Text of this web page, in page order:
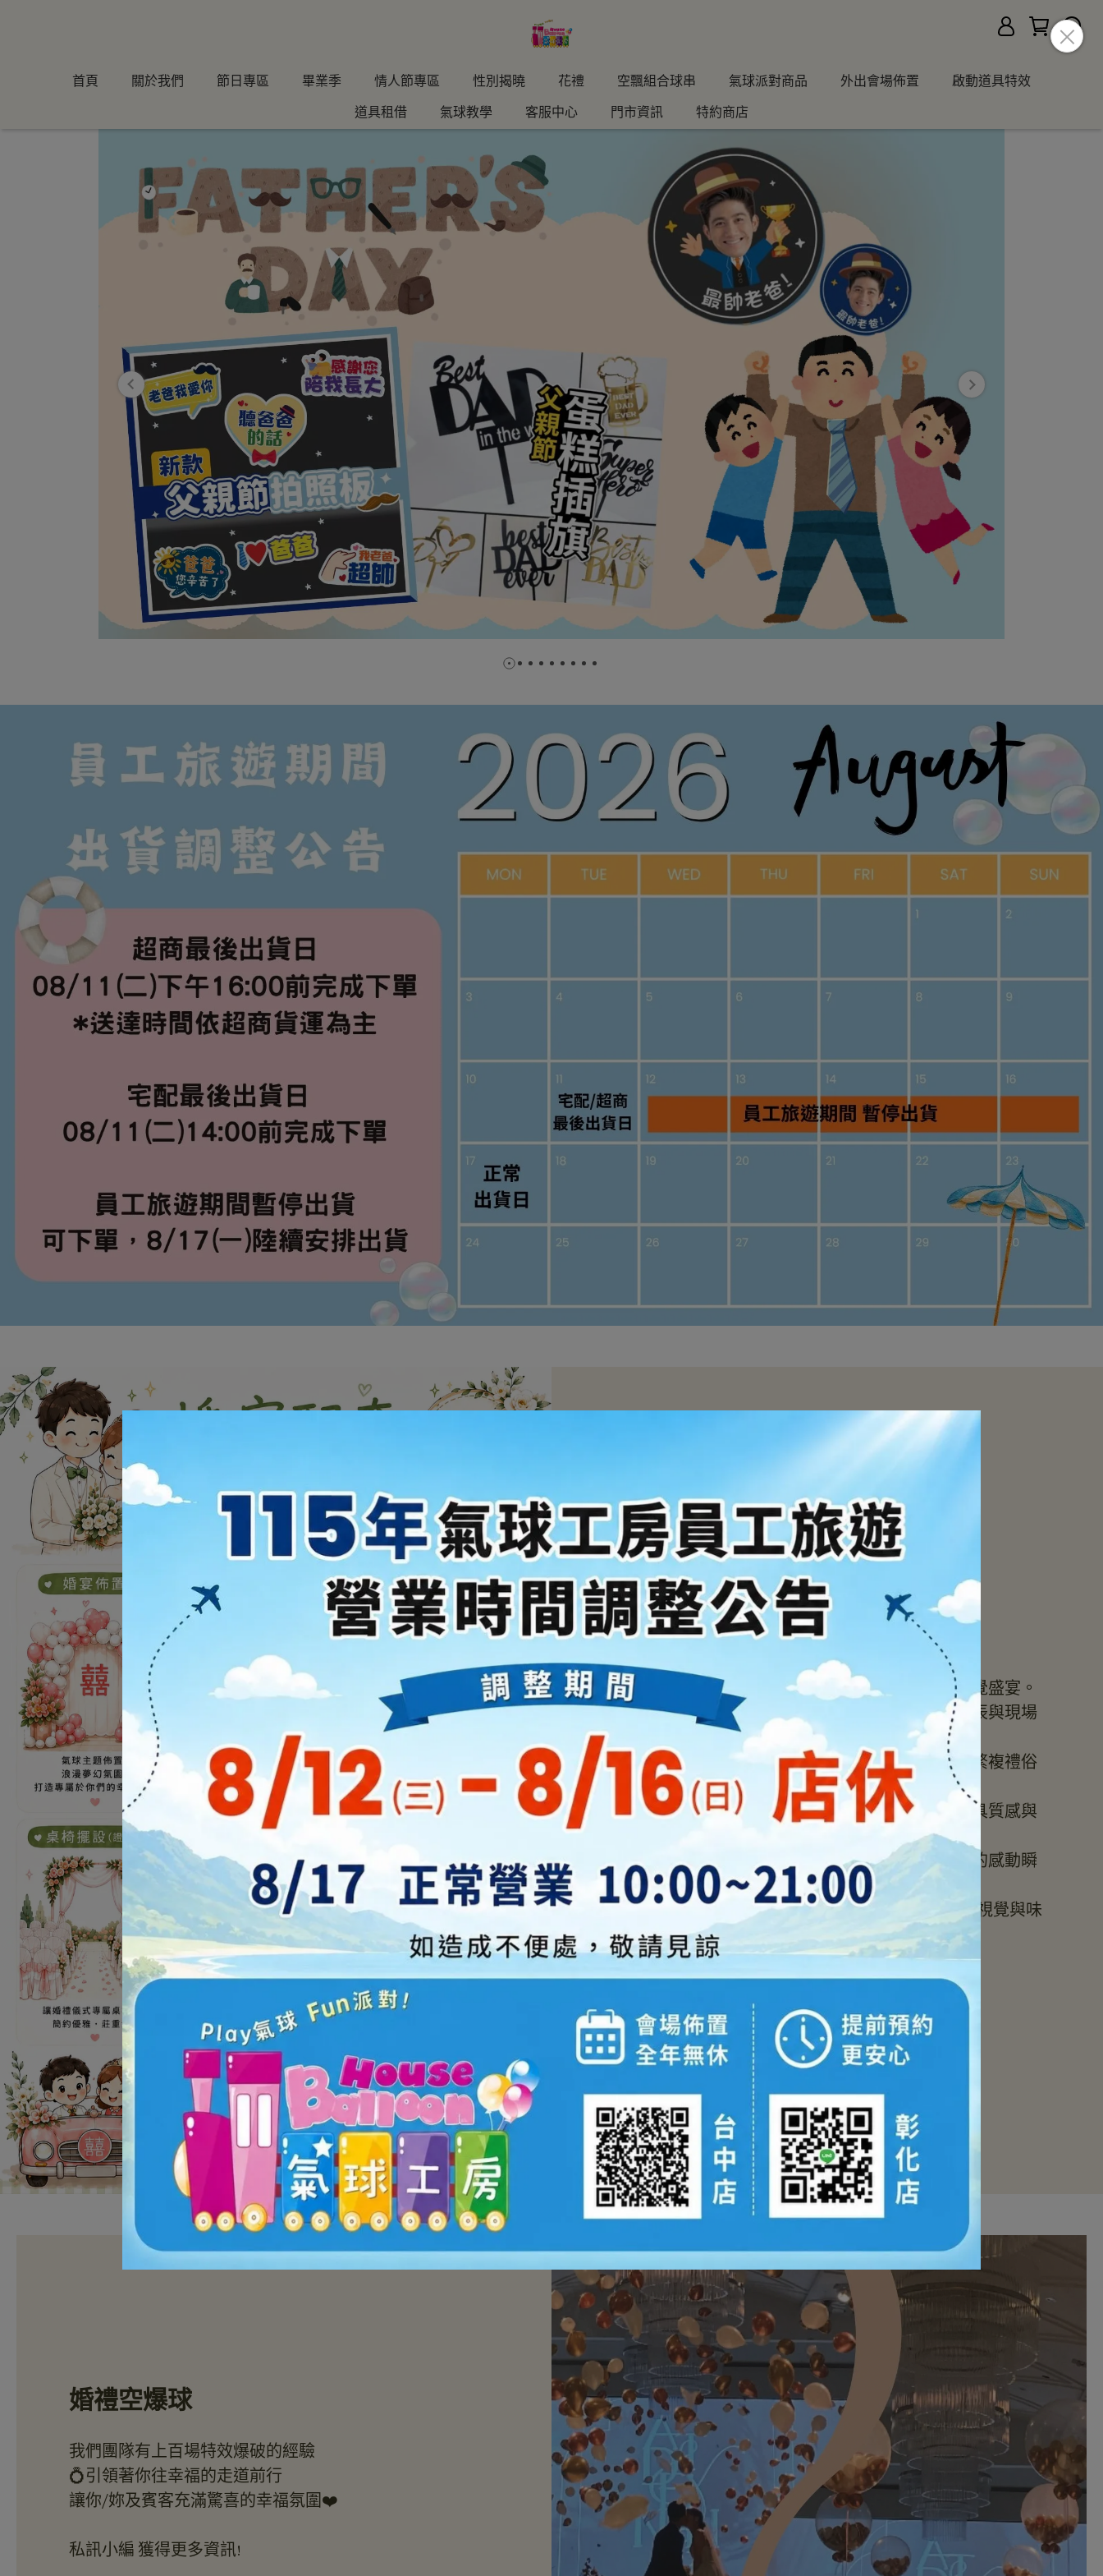
首頁 關於我們 節日專區 畢業季 情人節專區 性別揭曉 花禮 空飄組合球串 氣球派對商品 外出會場佈置 啟動道具特效
道具租借 氣球教學 客服中心 門市資訊 特約商店
婚宴配套 一站式完美婚禮
把繁複的禮俗留給我們，把完美的感動留給你們
我們的專業核心
婚宴佈置｜ 專屬全客製化設計，打造獨一無二的視覺盛宴。
專業主持｜ 精通文定與迎娶儀式引導，精準掌控時辰與現場
氛圍。
古禮諮詢｜ 協助六禮與十二禮擺放、回禮準備，讓繁複禮俗
變簡單。
空間規劃｜ 提供儀式桌椅精緻擺設，小空間也能兼具質感與
平面攝影｜ 頂尖攝影團隊，為您定格每個不可複製的感動瞬
間。
Candy Bar｜ 法國藍帶與加拿大西餐團隊操刀，打造視覺與味
蕾的頂級饗宴。
婚禮空爆球
我們團隊有上百場特效爆破的經驗
💍引領著你往幸福的走道前行
讓你/妳及賓客充滿驚喜的幸福氛圍❤️
私訊小編 獲得更多資訊!